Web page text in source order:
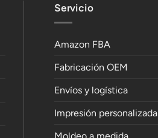
Servicio
Amazon FBA
Fabricación OEM
Envíos y logística
Impresión personalizada